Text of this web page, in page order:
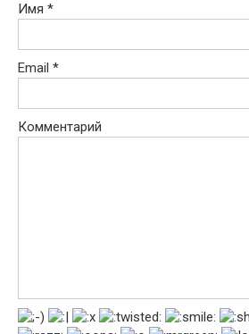
Имя *
Email *
Комментарий